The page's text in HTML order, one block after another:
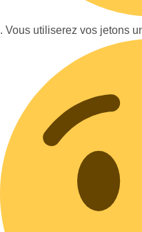
. Vous utiliserez vos jetons